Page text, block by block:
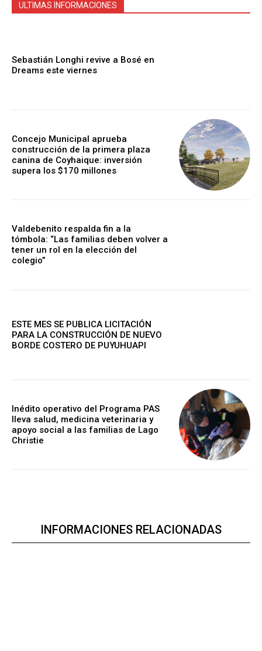
ULTIMAS INFORMACIONES
Sebastián Longhi revive a Bosé en
Dreams este viernes
Concejo Municipal aprueba
construcción de la primera plaza
canina de Coyhaique: inversión
supera los $170 millones
Valdebenito respalda fin a la
tómbola: “Las familias deben volver a
tener un rol en la elección del
colegio”
ESTE MES SE PUBLICA LICITACIÓN
PARA LA CONSTRUCCIÓN DE NUEVO
BORDE COSTERO DE PUYUHUAPI
Inédito operativo del Programa PAS
lleva salud, medicina veterinaria y
apoyo social a las familias de Lago
Christie
INFORMACIONES RELACIONADAS